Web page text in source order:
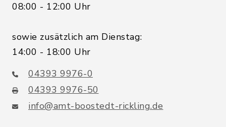
08:00 - 12:00 Uhr
sowie zusätzlich am Dienstag:
14:00 - 18:00 Uhr
04393 9976-0
04393 9976-50
info@amt-boostedt-rickling.de